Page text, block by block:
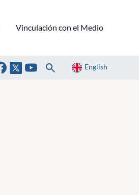
Vinculación con el Medio
English